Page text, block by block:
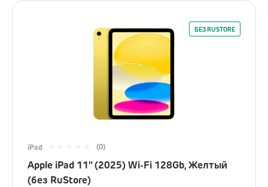
БЕЗ RUSTORE
iPad (0)
Apple iPad 11" (2025) Wi-Fi 128Gb, Желтый
(без RuStore)